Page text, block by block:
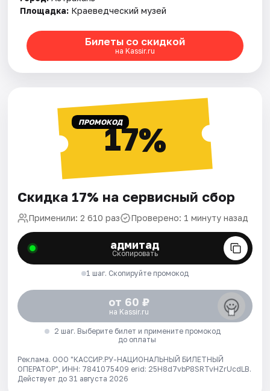
Площадка: Краеведческий музей
Билеты со скидкой
на Kassir.ru
ПРОМОКОД17%
Скидка 17% на сервисный сбор
Применили: 2 610 раз Проверено: 1 минуту назад
адмитад
Скопировать
1 шаг. Скопируйте промокод
от 60 ₽
на Kassir.ru
2 шаг. Выберите билет и примените промокод
до оплаты
Реклама. ООО "КАССИР.РУ-НАЦИОНАЛЬНЫЙ БИЛЕТНЫЙ
ОПЕРАТОР", ИНН: 7841075409 erid: 25H8d7vbP8SRTvHZrUcdLB.
Действует до 31 августа 2026